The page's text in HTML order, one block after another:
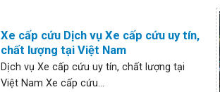
Xe cấp cứu Dịch vụ Xe cấp cứu uy tín,
chất lượng tại Việt Nam
Dịch vụ Xe cấp cứu uy tín, chất lượng tại
Việt Nam Xe cấp cứu...